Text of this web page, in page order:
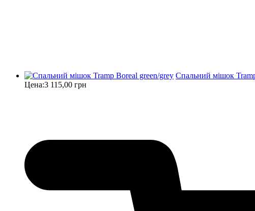
Спальний мішок
Цена:3 115,00 грн